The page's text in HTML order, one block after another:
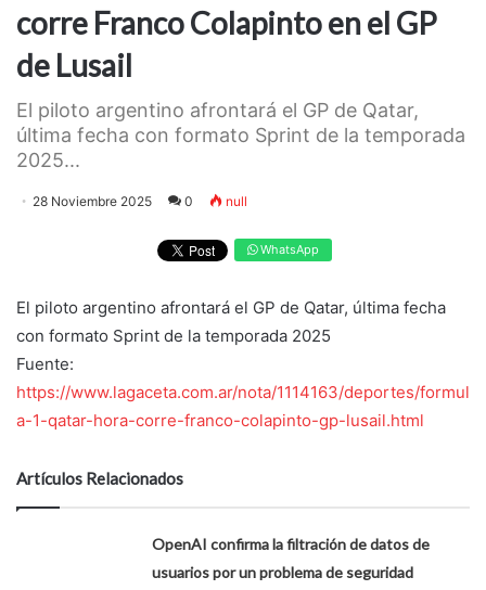
corre Franco Colapinto en el GP
de Lusail
El piloto argentino afrontará el GP de Qatar,
última fecha con formato Sprint de la temporada
2025...
28 Noviembre 2025 0 null
WhatsApp
El piloto argentino afrontará el GP de Qatar, última fecha
con formato Sprint de la temporada 2025
Fuente:
https://www.lagaceta.com.ar/nota/1114163/deportes/formul
a-1-qatar-hora-corre-franco-colapinto-gp-lusail.html
Artículos Relacionados
OpenAI confirma la filtración de datos de
usuarios por un problema de seguridad